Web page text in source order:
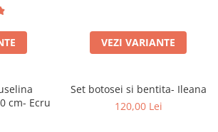
VEZI VARIANTE
cm- Ecru
Set botosei si bentita- Ileana
120,00 Lei